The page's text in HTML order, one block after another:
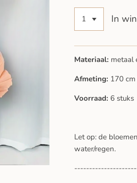
In
Materiaal: metaal
Afmeting: 170
Voorraad: 6 stuks
Let op: de
water/regen.